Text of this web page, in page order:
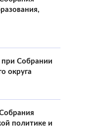
при Собрании
округа
политике и